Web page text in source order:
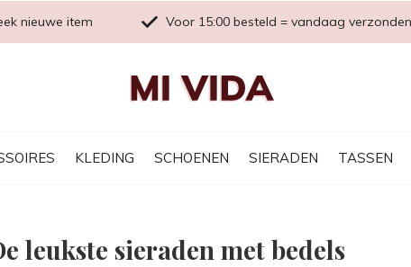
KLEDING SCHOENEN SIERADEN TASSEN
nieuwe item Voor 15:00 besteld = vandaag verzonden
leukste sieraden met bedels